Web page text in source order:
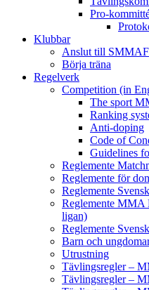
Pro-
Klubbar
Anslut till SMMAF
Börja träna
Regelverk
Competition (in
The sport
Ranking
Anti-doping
Code of
Guidelines
Reglemente
Reglemente för
Reglemente
Reglemente
ligan)
Reglemente
Barn och
Utrustning
Tävlingsregler –
Tävlingsregler –